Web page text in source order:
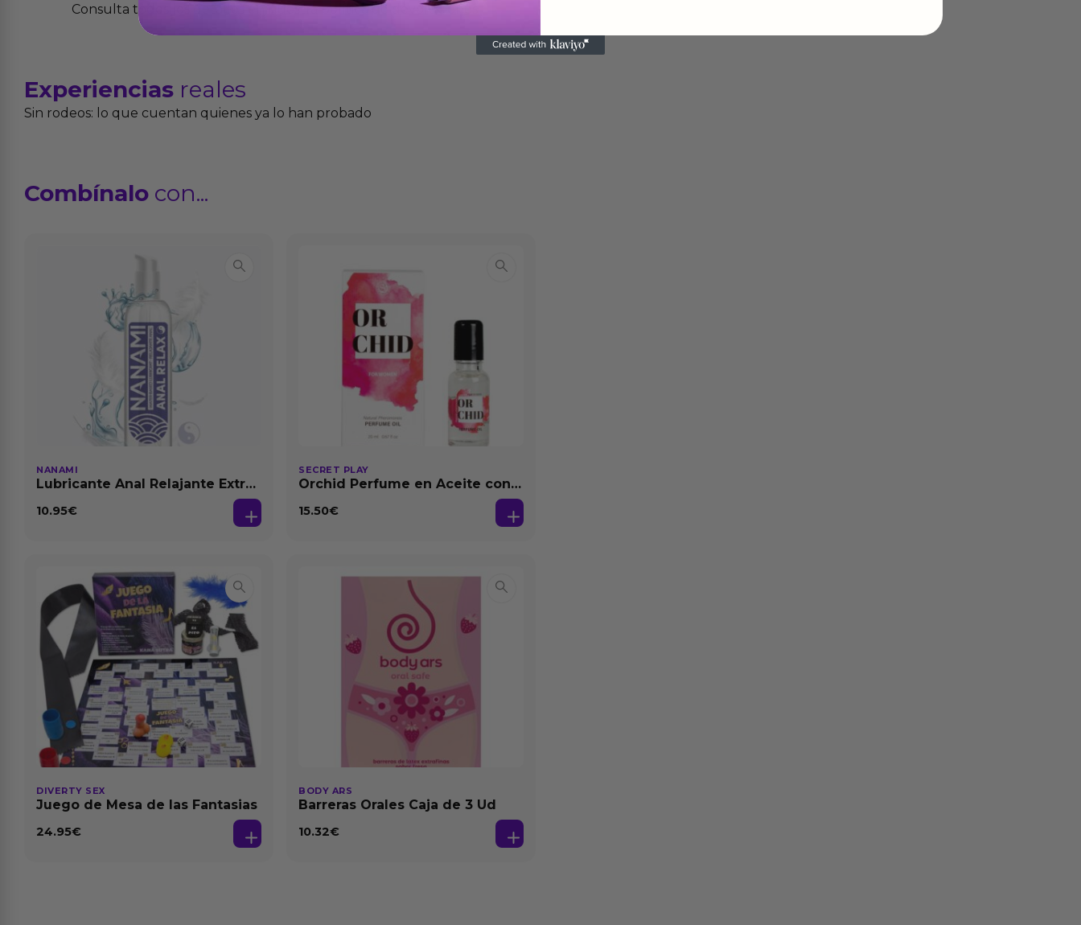
Consulta todos los detalles en nuestra política de devoluciones.
Experiencias reales
Sin rodeos: lo que cuentan quienes ya lo han probado
Combínalo con...
NANAMI
Lubricante Anal Relajante Extra
10.95€
SECRET PLAY
Orchid Perfume en Aceite con
15.50€
DIVERTY SEX
Juego de Mesa de las Fantasias
24.95€
BODY ARS
Barreras Orales Caja de 3 Ud
10.32€